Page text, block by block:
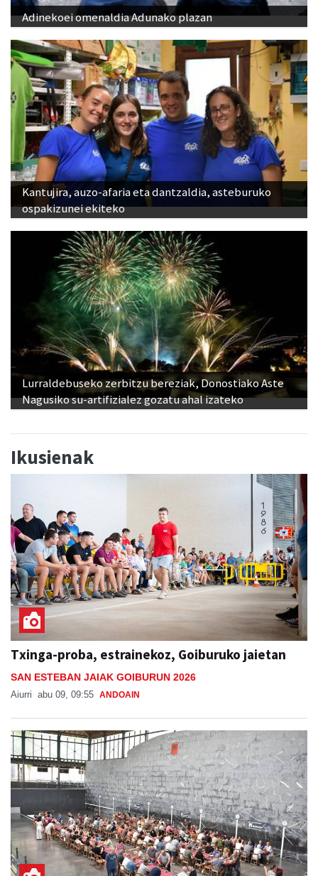
Adinekoei omenaldia Adunako plazan
Kantujira, auzo-afaria eta dantzaldia, asteburuko
ospakizunei ekiteko
Lurraldebuseko zerbitzu bereziak, Donostiako Aste
Nagusiko su-artifizialez gozatu ahal izateko
Ikusienak
Txinga-proba, estrainekoz, Goiburuko jaietan
SAN ESTEBAN JAIAK GOIBURUN 2026
Aiurri abu 09, 09:55 ANDOAIN